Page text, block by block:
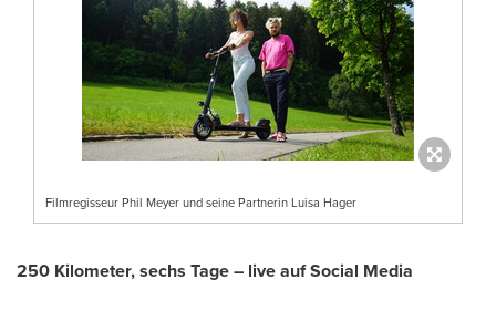
Filmregisseur Phil Meyer und seine Partnerin Luisa Hager
250 Kilometer, sechs Tage – live auf Social Media